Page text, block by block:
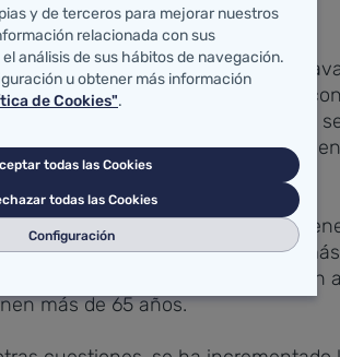
sanitario tradicional, pasivo, y
el diagnóstico precoz y un
cuando estas
lo posible, manteniéndole en su
ética y necesaria para
tendrá más de 65 años. Es
Unas cifras que se agudizan en
más de 65 años.
y de terceros para mejorar nuestros
relacionada con sus
análisis de sus hábitos de navegación.
u obtener más información
de Cookies".
todas las Cookies
todas las Cookies
Configuración